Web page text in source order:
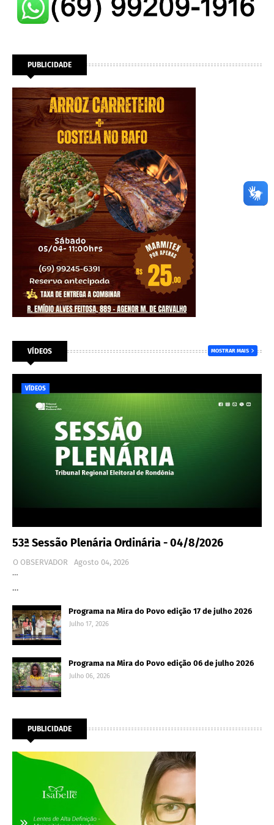
PUBLICIDADE
VÍDEOS MOSTRAR MAIS
VÍDEOS
53ª Sessão Plenária Ordinária - 04/8/2026
O OBSERVADOR
Agosto 04, 2026
…
…
Programa na Mira do Povo edição 17 de julho 2026
Julho 17, 2026
Programa na Mira do Povo edição 06 de julho 2026
Julho 06, 2026
PUBLICIDADE